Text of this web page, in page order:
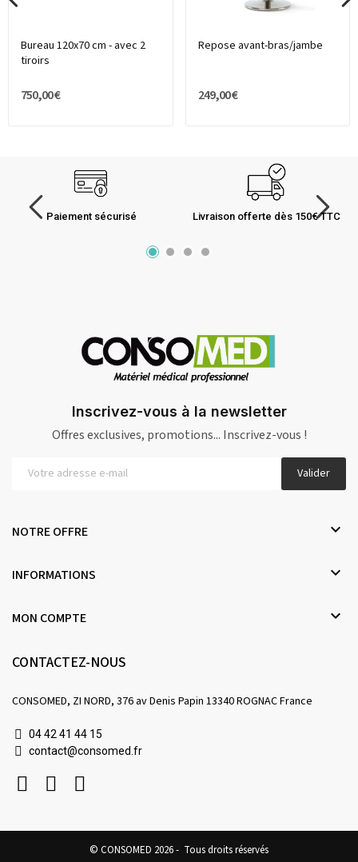
Bureau 120x70 cm - avec 2
tiroirs
750,00 €
Repose avant-bras/jambe
249,00 €
Paiement sécurisé Livraison offerte dès 150€ TTC
Inscrivez-vous à la newsletter
Offres exclusives, promotions... Inscrivez-vous !
Valider
NOTRE OFFRE 
INFORMATIONS 
MON COMPTE 
CONTACTEZ-NOUS
CONSOMED, ZI NORD, 376 av Denis Papin 13340 ROGNAC France
04 42 41 44 15
contact@consomed.fr
© CONSOMED 2026 - Tous droits réservés